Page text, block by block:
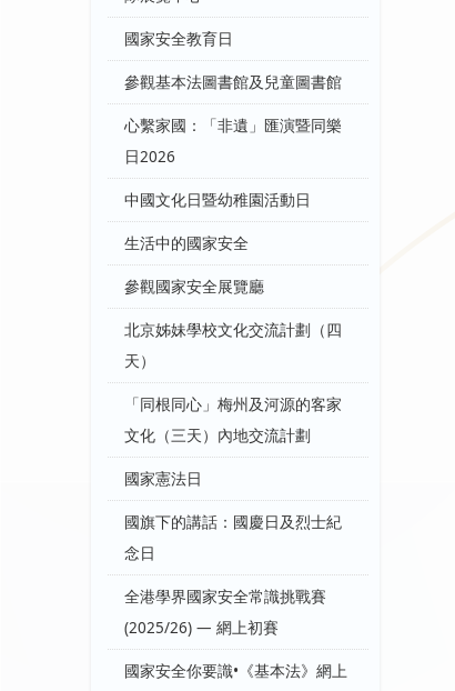
國家安全教育日
參觀基本法圖書館及兒童圖書館
心繫家國：「非遺」匯演暨同樂
日2026
中國文化日暨幼稚園活動日
生活中的國家安全
參觀國家安全展覽廳
北京姊妹學校文化交流計劃（四
天）
「同根同心」梅州及河源的客家
文化（三天）內地交流計劃
國家憲法日
國旗下的講話：國慶日及烈士紀
念日
全港學界國家安全常識挑戰賽
(2025/26) — 網上初賽
國家安全你要識•《基本法》網上